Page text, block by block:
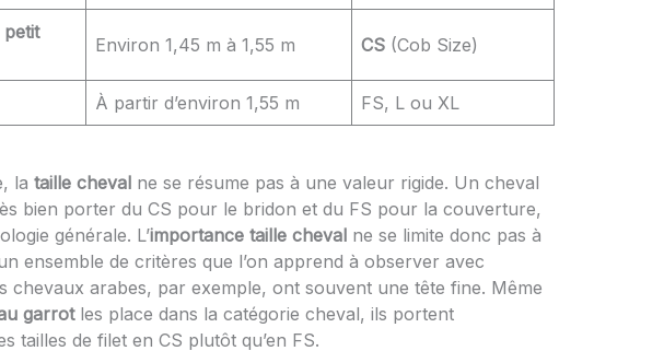
Environ 1,45 m à 1,55 m CS(Cob Size)
À partir d’environ 1,55 m FS, L ou XL
la taille chevalne se résume pas à une valeur rigide. Un cheval
bien porter du CS pour le bridon et du FS pour la couverture,
générale. L’importance taille chevalne se limite donc pas à
ensemble de critères que l’on apprend à observer avec
chevaux arabes, par exemple, ont souvent une tête fine. Même
garrotles place dans la catégorie cheval, ils portent
tailles de filet en CS plutôt qu’en FS.